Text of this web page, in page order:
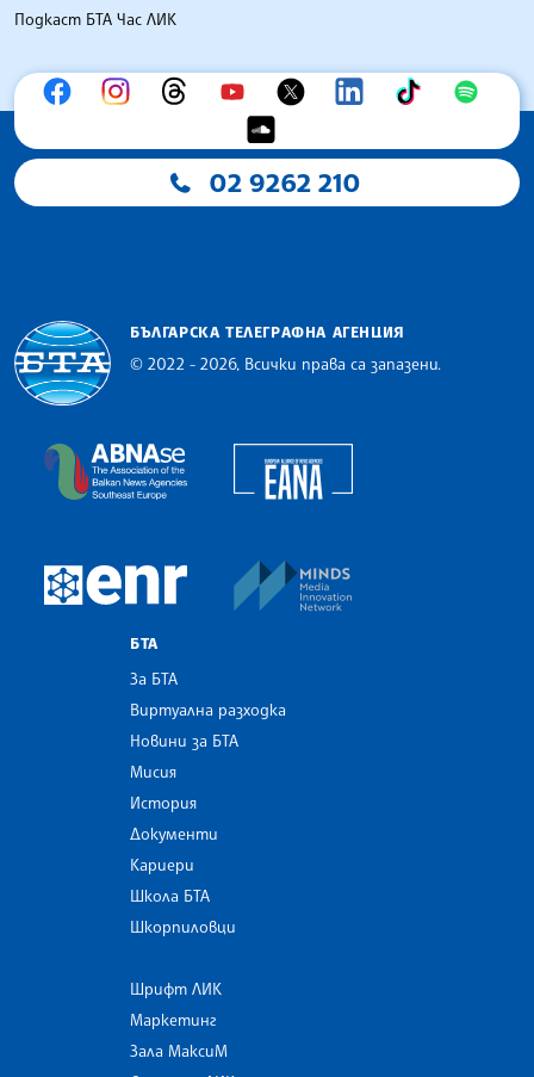
Подкаст БТА Час ЛИК
02 9262 210
БЪЛГАРСКА ТЕЛЕГРАФНА АГЕНЦИЯ
© 2022 - 2026, Всички права са запазени.
The Assocoation of the Balkan News Agencies
European Newsroom
БТА
За БТА
Виртуална разходка
Новини за БТА
Мисия
История
Документи
Кариери
Школа БТА
Шкорпиловци
Шрифт ЛИК
Маркетинг
Зала МаксиМ